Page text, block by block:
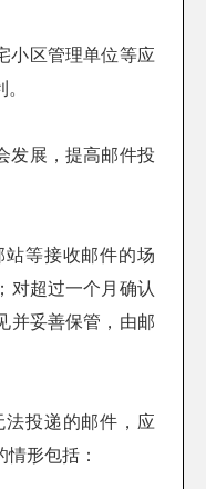
小区管理单位等应
发展，提高邮件投
等接收邮件的场
对超过一个月确认
并妥善保管，由邮
投递的邮件，应
形包括：